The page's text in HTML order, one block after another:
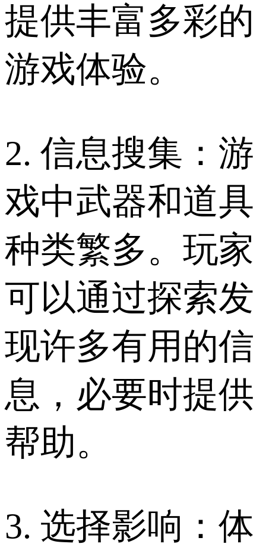
提供丰富多彩的
游戏体验。
2. 信息搜集：游
戏中武器和道具
种类繁多。玩家
可以通过探索发
现许多有用的信
息，必要时提供
帮助。
3. 选择影响：体